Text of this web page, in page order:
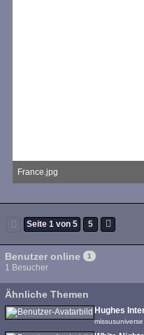
France.jpg
101,56 kB, 750×667, 3.475 mal
Seite 1 von 5 5
Benutzer online 1
1 Besucher
Ähnliche Themen
Hughes
missusuniverse